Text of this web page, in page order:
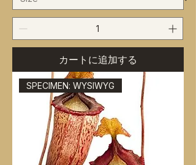
カートに追加する
SPECIMEN: WYSIWYG